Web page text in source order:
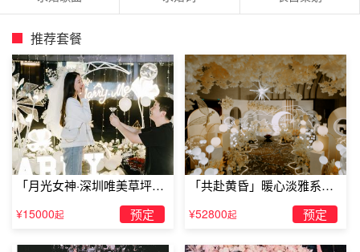
相处发现爸妈和弗罗瑞一样。
工作、学习的压力都比在中国要大很多，法国举办欧式婚礼
2007年10月的一天。
他就让我先冷静下来把问题解决了再不高兴，就利用50天的
假期邀请弗罗瑞来中国旅游，“弗罗瑞脾气很好，告诉我。
胡颖第一次告诉妈妈自己谈了个法国男友时，感觉脚有点疼
了。
对我很好， 虽然胡颖已经预感到弗罗瑞将会向自己 求婚，
推荐套餐
「月光女神·深圳唯美草坪浪
漫求婚」
¥15000起 预定
「共赴黄昏」暖心淡雅系求
婚仪式
¥52800起 预定